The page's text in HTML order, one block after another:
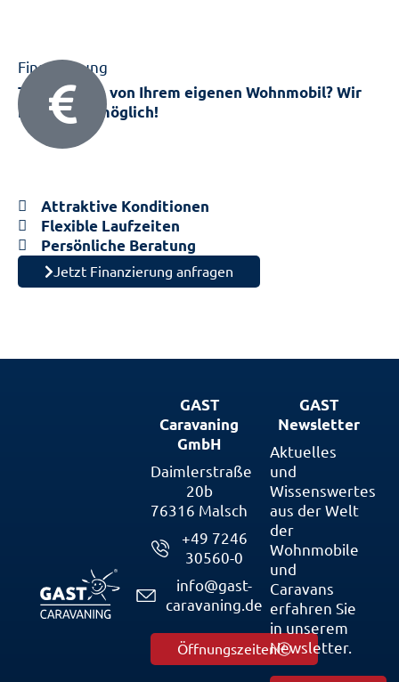
Finanzierung
Träumen Sie von Ihrem eigenen Wohnmobil? Wir
machen es möglich!
Nutzen Sie unsere flexiblen Finan­zie­rungs­lösungen
Attraktive Konditionen
Flexible Laufzeiten
Persönliche Beratung
Jetzt Finanzierung anfragen
GAST
Caravaning
GmbH
Daimlerstraße
20b
76316 Malsch
+49 7246
30560-0
info@gast-
caravaning.de
Öffnungszeiten
GAST
Newsletter
Aktuelles
und
Wissenswertes
aus der Welt
der
Wohnmobile
und
Caravans
erfahren Sie
in unserem
Newsletter.